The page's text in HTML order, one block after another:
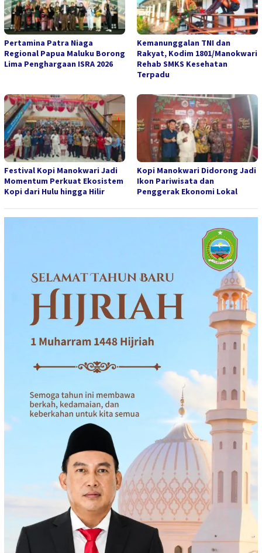
Pertamina Patra Niaga
Regional Papua Maluku Borong
Lima Penghargaan ISRA 2026
Kemanunggalan TNI dan
Rakyat, Kodim 1801/Manokwari
Rehab SMKS Kesehatan
Terpadu
Festival Kopi Manokwari Jadi
Momentum Perkuat Ekosistem
Kopi dari Hulu hingga Hilir
Kopi Manokwari Didorong Jadi
Ikon Pariwisata dan
Penggerak Ekonomi Lokal